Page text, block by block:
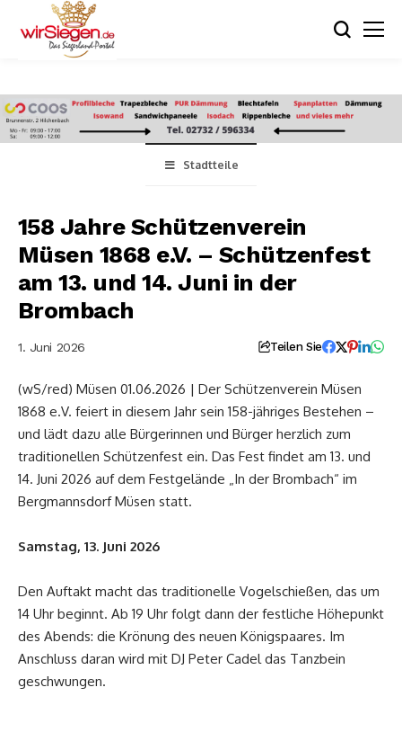
Stadtteile
158 Jahre Schützenverein
Müsen 1868 e.V. – Schützenfest
am 13. und 14. Juni in der
Brombach
1. Juni 2026 Teilen Sie
(wS/red) Müsen 01.06.2026 | Der Schützenverein Müsen
1868 e.V. feiert in diesem Jahr sein 158-jähriges Bestehen –
und lädt dazu alle Bürgerinnen und Bürger herzlich zum
traditionellen Schützenfest ein. Das Fest findet am 13. und
14. Juni 2026 auf dem Festgelände „In der Brombach“ im
Bergmannsdorf Müsen statt.
Samstag, 13. Juni 2026
Den Auftakt macht das traditionelle Vogelschießen, das um
14 Uhr beginnt. Ab 19 Uhr folgt dann der festliche Höhepunkt
des Abends: die Krönung des neuen Königspaares. Im
Anschluss daran wird mit DJ Peter Cadel das Tanzbein
geschwungen.